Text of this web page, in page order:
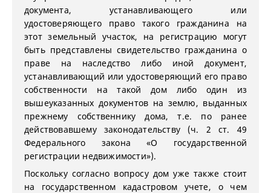
документа, устанавливающего или
удостоверяющего право такого гражданина на
этот земельный участок, на регистрацию могут
быть представлены свидетельство гражданина о
праве на наследство либо иной документ,
устанавливающий или удостоверяющий его право
собственности на такой дом либо один из
вышеуказанных документов на землю, выданных
прежнему собственнику дома, т.е. по ранее
действовавшему законодательству (ч. 2 ст. 49
Федерального закона «О государственной
регистрации недвижимости»).
Поскольку согласно вопросу дом уже также стоит
на государственном кадастровом учете, о чем